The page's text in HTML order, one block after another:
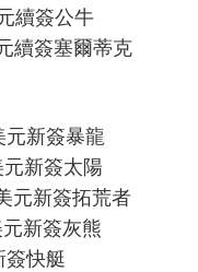
續簽公牛
續簽塞爾蒂克
元新簽暴龍
新簽太陽
元新簽拓荒者
新簽灰熊
簽快艇